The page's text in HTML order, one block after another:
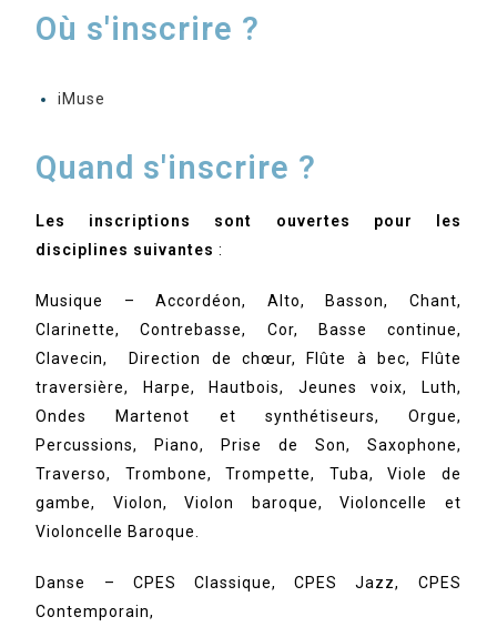
Où s'inscrire ?
iMuse
Quand s'inscrire ?
Les inscriptions sont ouvertes pour les
disciplines suivantes :
Musique – Accordéon, Alto, Basson, Chant,
Clarinette, Contrebasse, Cor, Basse continue,
Clavecin, Direction de chœur, Flûte à bec, Flûte
traversière, Harpe, Hautbois, Jeunes voix, Luth,
Ondes Martenot et synthétiseurs, Orgue,
Percussions, Piano, Prise de Son, Saxophone,
Traverso, Trombone, Trompette, Tuba, Viole de
gambe, Violon, Violon baroque, Violoncelle et
Violoncelle Baroque.
Danse – CPES Classique, CPES Jazz, CPES
Contemporain,